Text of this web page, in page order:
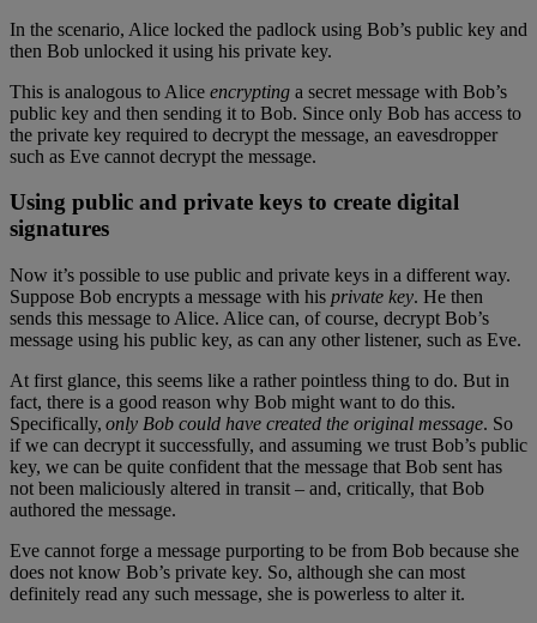
In the scenario, Alice locked the padlock using Bob’s public key and
then Bob unlocked it using his private key.
This is analogous to Alice encrypting a secret message with Bob’s
public key and then sending it to Bob. Since only Bob has access to
the private key required to decrypt the message, an eavesdropper
such as Eve cannot decrypt the message.
Using public and private keys to create digital
signatures
Now it’s possible to use public and private keys in a different way.
Suppose Bob encrypts a message with his private key. He then
sends this message to Alice. Alice can, of course, decrypt Bob’s
message using his public key, as can any other listener, such as Eve.
At first glance, this seems like a rather pointless thing to do. But in
fact, there is a good reason why Bob might want to do this.
Specifically, only Bob could have created the original message. So
if we can decrypt it successfully, and assuming we trust Bob’s public
key, we can be quite confident that the message that Bob sent has
not been maliciously altered in transit – and, critically, that Bob
authored the message.
Eve cannot forge a message purporting to be from Bob because she
does not know Bob’s private key. So, although she can most
definitely read any such message, she is powerless to alter it.